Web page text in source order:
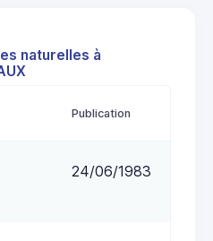
naturelles à
Publication
24/06/1983